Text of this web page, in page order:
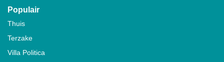
Populair
Thuis
Terzake
Villa Politica